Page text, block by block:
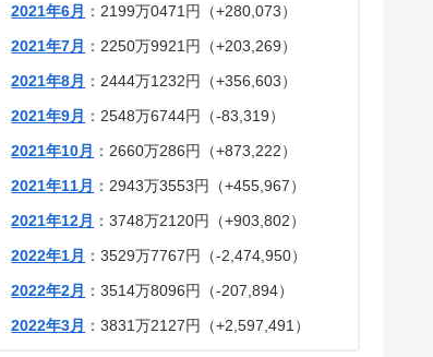
2021年6月
：2199万0471円（+280,073）
2021年7月
：2250万9921円（+203,269）
2021年8月
：2444万1232円（+356,603）
2021年9月
：2548万6744円（-83,319）
2021年10月
：2660万286円（+873,222）
2021年11月
：2943万3553円（+455,967）
2021年12月
：3748万2120円（+903,802）
2022年1月
：3529万7767円（-2,474,950）
2022年2月
：3514万8096円（-207,894）
2022年3月
：3831万2127円（+2,597,491）